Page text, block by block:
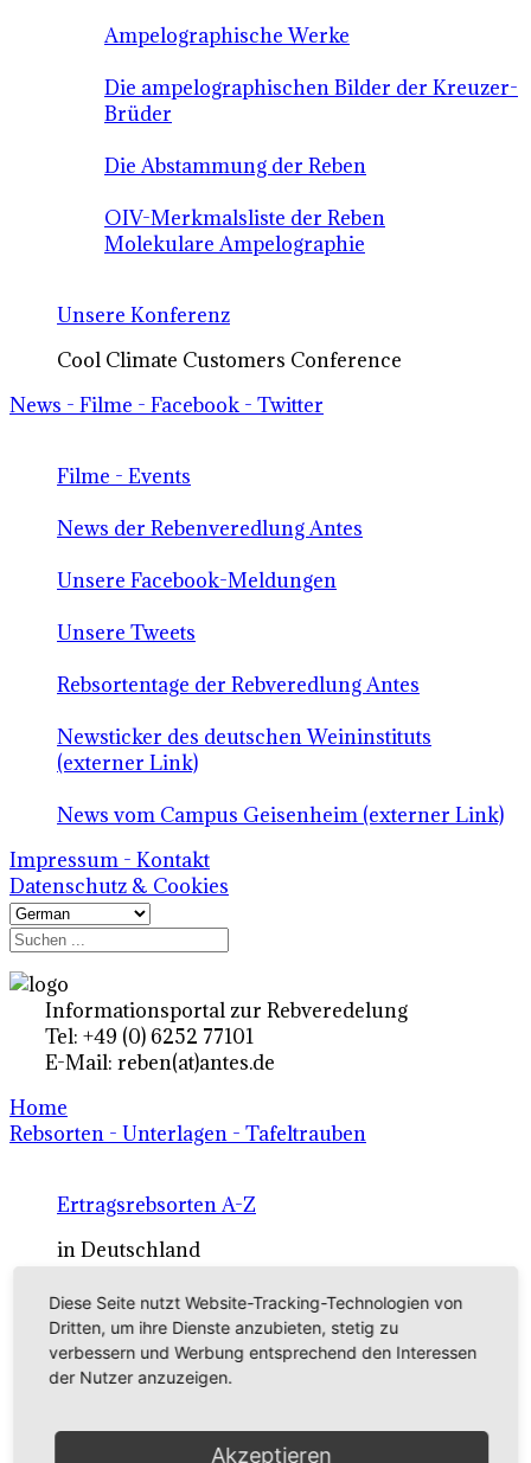
Ampelographische Werke
Die ampelographischen Bilder der Kreuzer-
Brüder
Die Abstammung der Reben
OIV-Merkmalsliste der Reben
Molekulare Ampelographie
Unsere Konferenz
Cool Climate Customers Conference
News - Filme - Facebook - Twitter
Filme - Events
News der Rebenveredlung Antes
Unsere Facebook-Meldungen
Unsere Tweets
Rebsortentage der Rebveredlung Antes
Newsticker des deutschen Weininstituts
(externer Link)
News vom Campus Geisenheim (externer Link)
Impressum - Kontakt
Datenschutz & Cookies
Informationsportal zur Rebveredelung
Tel: +49 (0) 6252 77101
E-Mail: reben(at)antes.de
Home
Rebsorten - Unterlagen - Tafeltrauben
Ertragsrebsorten A-Z
in Deutschland
Rebsorten international
externe Links
Tafeltraubensorten
Diese Seite nutzt Website-Tracking-Technologien von
Dritten, um ihre Dienste anzubieten, stetig zu
verbessern und Werbung entsprechend den Interessen
der Nutzer anzuzeigen.
Akzeptieren